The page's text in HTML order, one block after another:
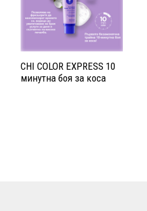
CHI COLOR EXPRESS 10
минутна боя за коса